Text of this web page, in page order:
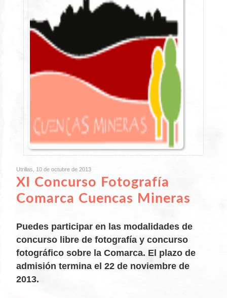
Utrillas, 10 de octubre de 2013
XI Concurso Fotografía
Comarca Cuencas Mineras
Puedes participar en las modalidades de
concurso libre de fotografía y concurso
fotográfico sobre la Comarca. El plazo de
admisión termina el 22 de noviembre de
2013.